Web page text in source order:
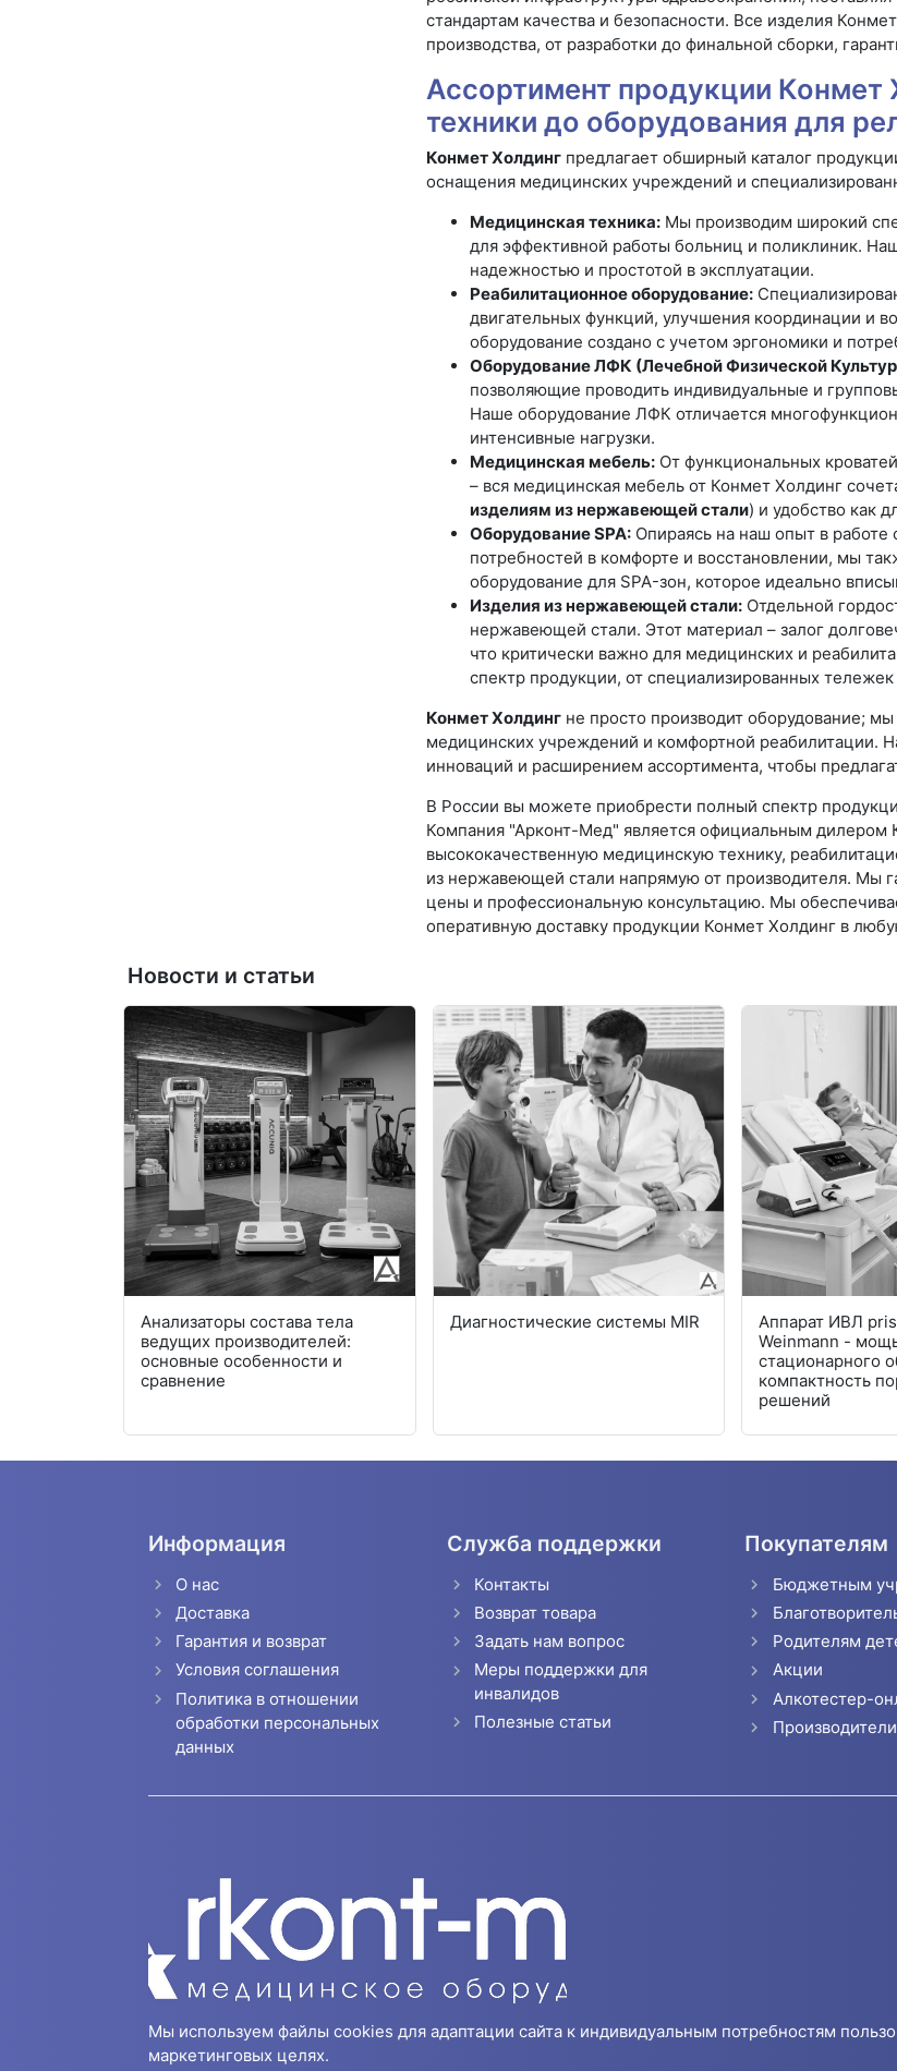
стандартам качества и безопасности. Все изделия
производства, от разработки до финальной сборки,
Ассортимент продукции Конмет
техники до оборудования для
Конмет Холдингпредлагает обширный каталог
оснащения медицинских учреждений и
Медицинская техника:Мы производим широкий
для эффективной работы больниц и поликлиник.
надежностью и простотой в эксплуатации.
Реабилитационное оборудование:
двигательных функций, улучшения координации и
оборудование создано с учетом эргономики и
Оборудование ЛФК (Лечебной Физической
позволяющие проводить индивидуальные и
Наше оборудование ЛФК отличается
интенсивные нагрузки.
Медицинская мебель:От функциональных
– вся медицинская мебель от Конмет Холдинг
изделиям из нержавеющей стали) и удобство как
Оборудование SPA:Опираясь на наш опыт в работе
потребностей в комфорте и восстановлении, мы
оборудование для SPA-зон, которое идеально
Изделия из нержавеющей стали:Отдельной
нержавеющей стали. Этот материал – залог
что критически важно для медицинских и
спектр продукции, от специализированных
Конмет Холдингне просто производит оборудование;
медицинских учреждений и комфортной реабилитации.
инноваций и расширением ассортимента, чтобы
В России вы можете приобрести полный спектр
Компания "Арконт-Мед" является официальным дилером
высококачественную медицинскую технику,
из нержавеющей стали напрямую от производителя. Мы
цены и профессиональную консультацию. Мы
оперативную доставку продукции Конмет Холдинг в
Новости и статьи
Анализаторы состава тела
ведущих производителей:
основные особенности и
сравнение
Диагностические системы MIR
Аппарат ИВЛ
Weinmann -
стационарного
компактность
решений
Информация
О нас
Доставка
Гарантия и возврат
Условия соглашения
Политика в отношении
обработки персональных
данных
Служба поддержки
Контакты
Возврат товара
Задать нам вопрос
Меры поддержки для
инвалидов
Полезные статьи
Покупателям
Бюджетным
Родителям
Акции
Алкотестер-
Производители
Мы используем файлы cookies для адаптации сайта к индивидуальным потребностям
маркетинговых целях.